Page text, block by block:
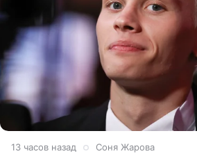
13 часов назад Соня Жарова